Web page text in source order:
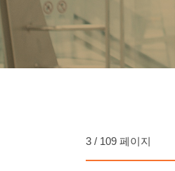
3 / 109 페이지